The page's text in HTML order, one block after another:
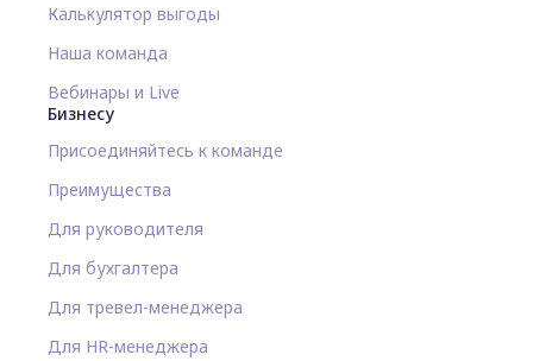
Калькулятор выгоды
Наша команда
Вебинары и Live
Бизнесу
Присоединяйтесь к команде
Преимущества
Для руководителя
Для бухгалтера
Для тревел-менеджера
Для HR-менеджера